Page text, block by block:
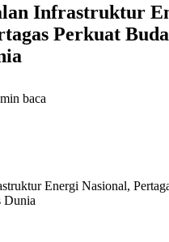
Infrastruktur
Perkuat
baca
Energi Nasional,
Dunia